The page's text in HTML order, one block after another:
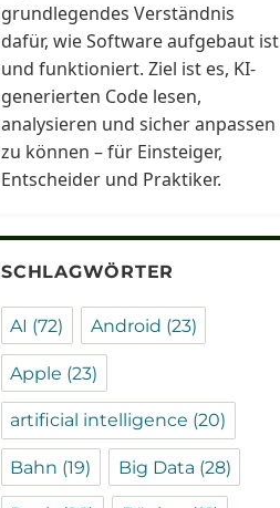
grundlegendes Verständnis
dafür, wie Software aufgebaut ist
und funktioniert. Ziel ist es, KI-
generierten Code lesen,
analysieren und sicher anpassen
zu können – für Einsteiger,
Entscheider und Praktiker.
SCHLAGWÖRTER
AI (72) Android (23)
Apple (23)
artificial intelligence (20)
Bahn (19) Big Data (28)